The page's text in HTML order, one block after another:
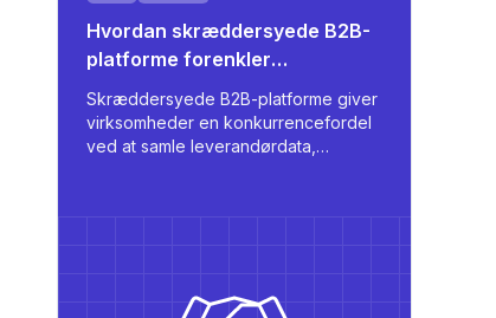
Hvordan skræddersyede B2B-
platforme forenkler
leverandørintegration
Skræddersyede B2B-platforme giver
virksomheder en konkurrencefordel
ved at samle leverandørdata,